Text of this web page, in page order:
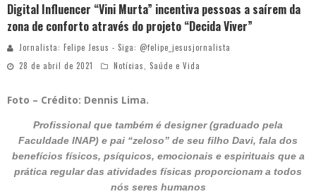
Digital Influencer “Vini Murta” incentiva pessoas a saírem da
zona de conforto através do projeto “Decida Viver”
Jornalista: Felipe Jesus - Siga: @felipe_jesusjornalista
28 de abril de 2021
Notícias, Saúde e Vida
Foto – Crédito: Dennis Lima.
Profissional que também é designer (graduado pela
Faculdade INAP) e pai “zeloso” de seu filho Davi, fala dos
benefícios físicos, psíquicos, emocionais e espirituais que a
prática regular das atividades físicas proporcionam a todos
nós seres humanos